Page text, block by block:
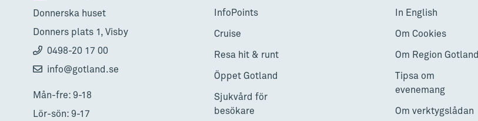
Donnerska huset
Donners plats 1, Visby
0498-20 17 00
info@gotland.se
Mån-fre: 9-18
Lör-sön: 9-17
InfoPoints
Cruise
Resa hit & runt
Öppet Gotland
Sjukvård för
besökare
In English
Om Cookies
Om Region Gotland
Tipsa om
evenemang
Om verktygslådan